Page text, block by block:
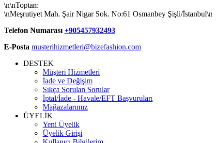
\n\nToptan:
\nMeşrutiyet Mah. Şair Nigar Sok. No:61 Osmanbey Şişli/İstanbul\n
Telefon Numarası +905457932493
E-Posta musterihizmetleri@bizefashion.com
DESTEK
Müşteri Hizmetleri
İade ve Değişim
Sıkça Sorulan Sorular
İptal/İade - Havale/EFT Başvuruları
Mağazalarımız
ÜYELİK
Yeni Üyelik
Üyelik Girişi